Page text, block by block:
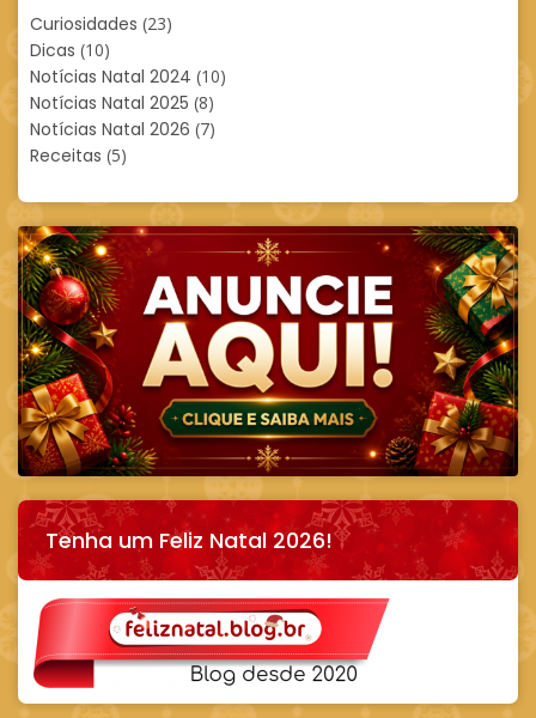
Curiosidades (23)
Dicas (10)
Notícias Natal 2024 (10)
Notícias Natal 2025 (8)
Notícias Natal 2026 (7)
Receitas (5)
Tenha um Feliz Natal 2026!